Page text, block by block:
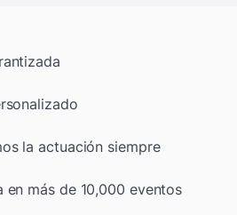
la actuación siempre
en más de 10,000 eventos